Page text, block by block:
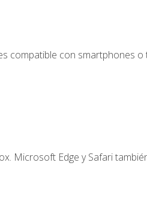
compatible con smartphones
Microsoft Edge y Safari